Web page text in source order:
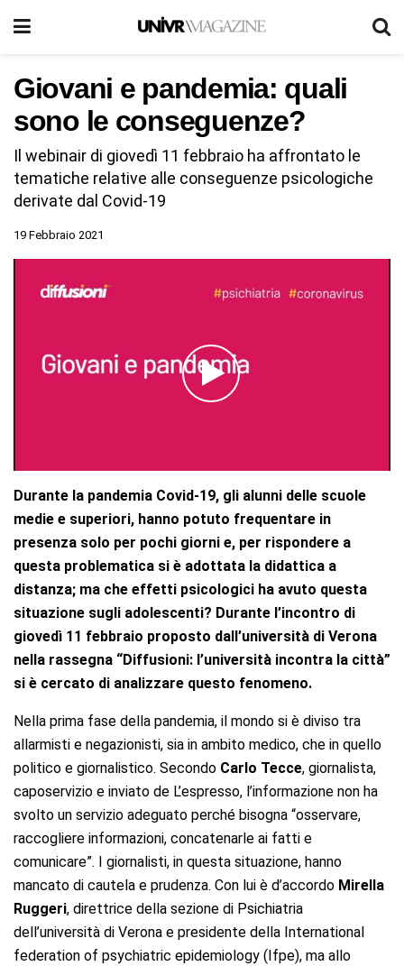
Giovani e pandemia: quali
sono le conseguenze?
Il webinair di giovedì 11 febbraio ha affrontato le
tematiche relative alle conseguenze psicologiche
derivate dal Covid-19
19 Febbraio 2021
Durante la pandemia Covid-19, gli alunni delle scuole
medie e superiori, hanno potuto frequentare in
presenza solo per pochi giorni e, per rispondere a
questa problematica si è adottata la didattica a
distanza; ma che effetti psicologici ha avuto questa
situazione sugli adolescenti? Durante l’incontro di
giovedì 11 febbraio proposto dall’università di Verona
nella rassegna “Diffusioni: l’università incontra la città”
si è cercato di analizzare questo fenomeno.
Nella prima fase della pandemia, il mondo si è diviso tra
allarmisti e negazionisti, sia in ambito medico, che in quello
politico e giornalistico. Secondo Carlo Tecce, giornalista,
caposervizio e inviato de L’espresso, l’informazione non ha
svolto un servizio adeguato perché bisogna “osservare,
raccogliere informazioni, concatenarle ai fatti e
comunicare”. I giornalisti, in questa situazione, hanno
mancato di cautela e prudenza. Con lui è d’accordo Mirella
Ruggeri, direttrice della sezione di Psichiatria
dell’università di Verona e presidente della International
federation of psychiatric epidemiology (Ifpe), ma allo